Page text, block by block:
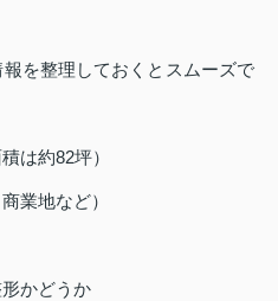
を整理しておくとスムーズで
は約82坪）
業地など）
かどうか